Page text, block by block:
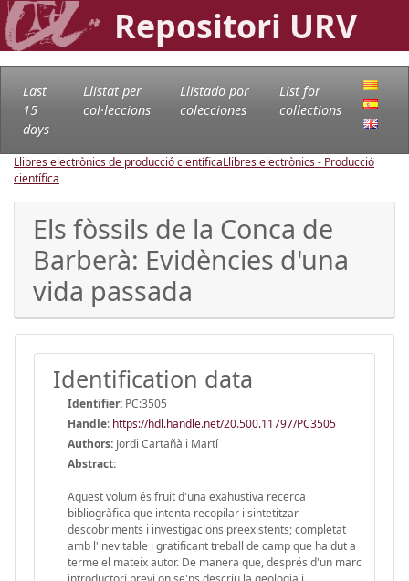
Repositori URV
Last
15
days
Llistat per
col·leccions
Llistado por
colecciones
List for
collections
Llibres electrònics de producció científicaLlibres electrònics - Producció
científica
Els fòssils de la Conca de
Barberà: Evidències d'una
vida passada
Identification data
Identifier: PC:3505
Handle: https://hdl.handle.net/20.500.11797/PC3505
Authors: Jordi Cartañà i Martí
Abstract:
Aquest volum és fruit d'una exahustiva recerca
bibliogràfica que intenta recopilar i sintetitzar
descobriments i investigacions preexistents; completat
amb l'inevitable i gratificant treball de camp que ha dut a
terme el mateix autor. De manera que, després d'un marc